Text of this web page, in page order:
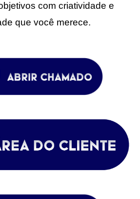
com criatividade e
que você merece.